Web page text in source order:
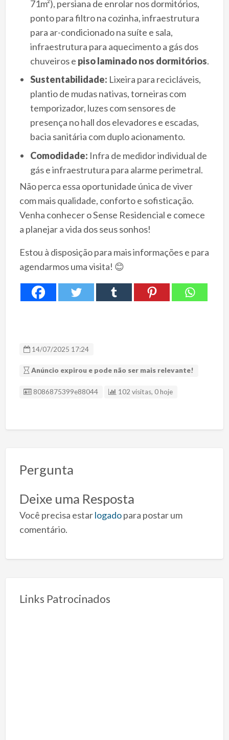
71m²), persiana de enrolar nos dormitórios,
ponto para filtro na cozinha, infraestrutura
para ar-condicionado na suíte e sala,
infraestrutura para aquecimento a gás dos
chuveiros e piso laminado nos dormitórios.
Sustentabilidade: Lixeira para recicláveis,
plantio de mudas nativas, torneiras com
temporizador, luzes com sensores de
presença no hall dos elevadores e escadas,
bacia sanitária com duplo acionamento.
Comodidade: Infra de medidor individual de
gás e infraestrutura para alarme perimetral.
Não perca essa oportunidade única de viver
com mais qualidade, conforto e sofisticação.
Venha conhecer o Sense Residencial e comece
a planejar a vida dos seus sonhos!
Estou à disposição para mais informações e para
agendarmos uma visita! 😊
14/07/2025 17:24
Anúncio expirou e pode não ser mais relevante!
ID Anúncio
8086875399e88044 102 visitas, 0 hoje
Pergunta
Deixe uma Resposta
Você precisa estarlogadopara postar um
comentário.
Links Patrocinados